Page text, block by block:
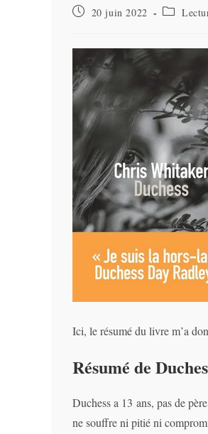
Publication
20 juin 2022
Post
Ici, le résumé du livre m’a
Résumé de
Duchess a 13 ans, pas de
ne souffre ni pitié ni